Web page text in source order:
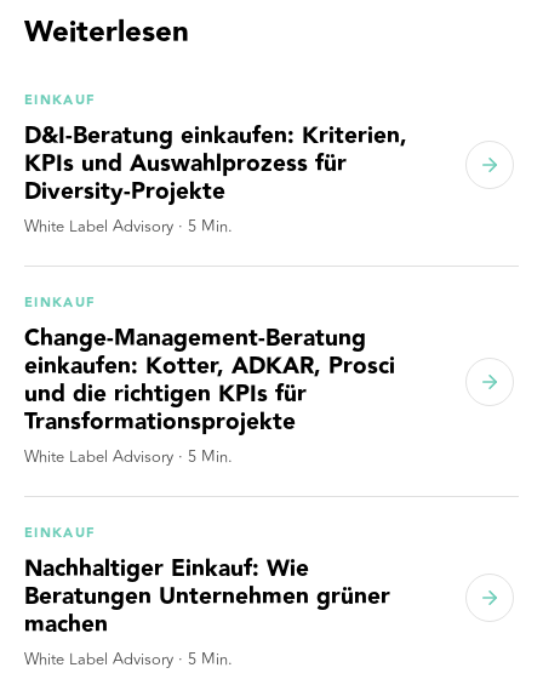
Weiterlesen
EINKAUF
D&I-Beratung einkaufen: Kriterien,
KPIs und Auswahlprozess für
Diversity-Projekte
White Label Advisory · 5 Min.
EINKAUF
Change-Management-Beratung
einkaufen: Kotter, ADKAR, Prosci
und die richtigen KPIs für
Transformationsprojekte
White Label Advisory · 5 Min.
EINKAUF
Nachhaltiger Einkauf: Wie
Beratungen Unternehmen grüner
machen
White Label Advisory · 5 Min.